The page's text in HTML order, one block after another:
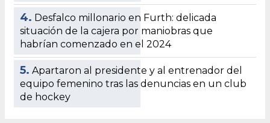
4. Desfalco millonario en Furth: delicada
situación de la cajera por maniobras que
habrían comenzado en el 2024
5. Apartaron al presidente y al entrenador del
equipo femenino tras las denuncias en un club
de hockey